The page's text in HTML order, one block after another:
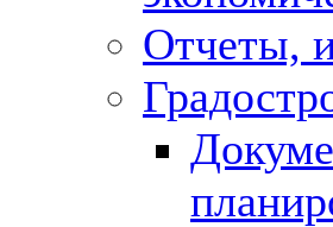
Отчеты,